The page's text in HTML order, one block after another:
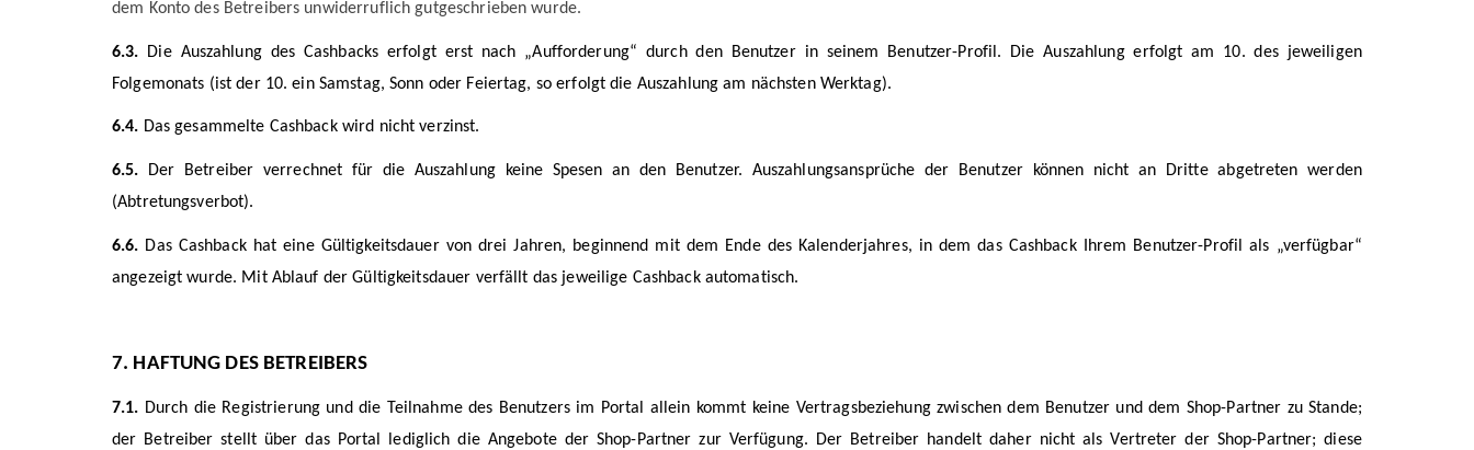
dem Konto des Betreibers unwiderruflich gutgeschrieben wurde.
6.3. Die Auszahlung des Cashbacks erfolgt erst nach „Aufforderung“ durch den Benutzer in seinem Benutzer-Profil. Die Auszahlung erfolgt am 10. des jeweiligen
Folgemonats (ist der 10. ein Samstag, Sonn oder Feiertag, so erfolgt die Auszahlung am nächsten Werktag).
6.4. Das gesammelte Cashback wird nicht verzinst.
6.5. Der Betreiber verrechnet für die Auszahlung keine Spesen an den Benutzer. Auszahlungsansprüche der Benutzer können nicht an Dritte abgetreten werden
(Abtretungsverbot).
6.6. Das Cashback hat eine Gültigkeitsdauer von drei Jahren, beginnend mit dem Ende des Kalenderjahres, in dem das Cashback Ihrem Benutzer-Profil als „verfügbar“
angezeigt wurde. Mit Ablauf der Gültigkeitsdauer verfällt das jeweilige Cashback automatisch.
7. HAFTUNG DES BETREIBERS
7.1. Durch die Registrierung und die Teilnahme des Benutzers im Portal allein kommt keine Vertragsbeziehung zwischen dem Benutzer und dem Shop-Partner zu Stande;
der Betreiber stellt über das Portal lediglich die Angebote der Shop-Partner zur Verfügung. Der Betreiber handelt daher nicht als Vertreter der Shop-Partner; diese